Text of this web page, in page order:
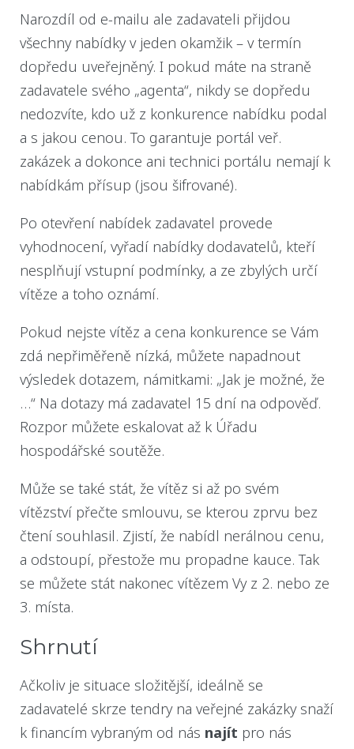
Narozdíl od e-mailu ale zadavateli přijdou
všechny nabídky v jeden okamžik – v termín
dopředu uveřejněný. I pokud máte na straně
zadavatele svého „agenta“, nikdy se dopředu
nedozvíte, kdo už z konkurence nabídku podal
a s jakou cenou. To garantuje portál veř.
zakázek a dokonce ani technici portálu nemají k
nabídkám přísup (jsou šifrované).
Po otevření nabídek zadavatel provede
vyhodnocení, vyřadí nabídky dodavatelů, kteří
nesplňují vstupní podmínky, a ze zbylých určí
vítěze a toho oznámí.
Pokud nejste vítěz a cena konkurence se Vám
zdá nepřiměřeně nízká, můžete napadnout
výsledek dotazem, námitkami: „Jak je možné, že
…“ Na dotazy má zadavatel 15 dní na odpověď.
Rozpor můžete eskalovat až k Úřadu
hospodářské soutěže.
Může se také stát, že vítěz si až po svém
vítězství přečte smlouvu, se kterou zprvu bez
čtení souhlasil. Zjistí, že nabídl nerálnou cenu,
a odstoupí, přestože mu propadne kauce. Tak
se můžete stát nakonec vítězem Vy z 2. nebo ze
3. místa.
Shrnutí
Ačkoliv je situace složitější, ideálně se
zadavatelé skrze tendry na veřejné zakázky snaží
k financím vybraným od nás najít pro nás